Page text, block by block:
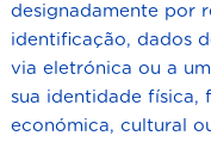
designadamente por
identificação, dados
via eletrónica ou a
sua identidade física,
económica, cultural